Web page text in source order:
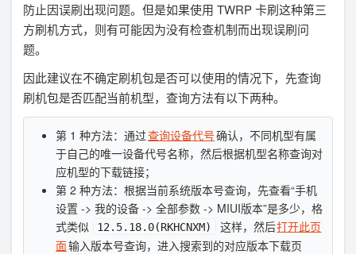
防止因误刷出现问题。但是如果使用 TWRP 卡刷这种第三
方刷机方式，则有可能因为没有检查机制而出现误刷问
题。
因此建议在不确定刷机包是否可以使用的情况下，先查询
刷机包是否匹配当前机型，查询方法有以下两种。
第 1 种方法：通过查询设备代号确认，不同机型有属
于自己的唯一设备代号名称，然后根据机型名称查询对
应机型的下载链接；
第 2 种方法：根据当前系统版本号查询，先查看“手机
设置 -> 我的设备 -> 全部参数 -> MIUI版本”是多少，格
式类似
12.5.18.0(RKHCNXM) 这样，然后打开此页
面输入版本号查询，进入搜索到的对应版本下载页